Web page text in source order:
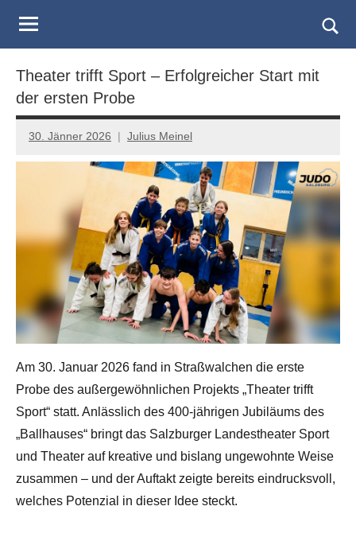
Judo
Landesverband
Salzburg
Theater trifft Sport – Erfolgreicher Start mit
der ersten Probe
30. Jänner 2026 Julius Meinel
Am 30. Januar 2026 fand in Straßwalchen die erste
Probe des außergewöhnlichen Projekts „Theater trifft
Sport“ statt. Anlässlich des 400-jährigen Jubiläums des
„Ballhauses“ bringt das Salzburger Landestheater Sport
und Theater auf kreative und bislang ungewohnte Weise
zusammen – und der Auftakt zeigte bereits eindrucksvoll,
welches Potenzial in dieser Idee steckt.